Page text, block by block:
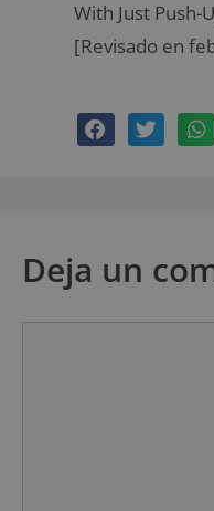
With Just Push-
[Revisado en
Deja un